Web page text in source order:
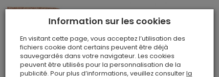
Information sur les cookies
En visitant cette page, vous acceptez l’utilisation des
fichiers cookie dont certains peuvent être déjà
sauvegardés dans votre navigateur. Les cookies
peuvent être utilisés pour la personnalisation de la
publicité. Pour plus d’informations, veuillez consulterla